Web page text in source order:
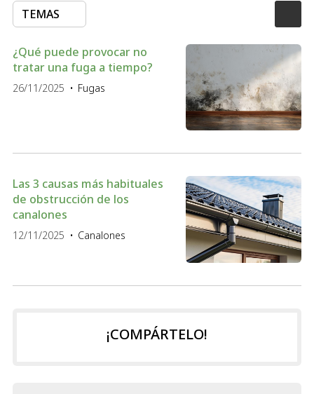
TEMAS
¿Qué puede provocar no
tratar una fuga a tiempo?
26/11/2025 Fugas
Las 3 causas más habituales
de obstrucción de los
canalones
12/11/2025 Canalones
¡COMPÁRTELO!